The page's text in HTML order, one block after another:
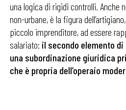
una logica di rigidi controlli. Anche
non-urbane, è la figura
piccolo imprenditore, ad essere
salariato: il secondo elemento
una subordinazione giuridica
che è propria dell’operaio